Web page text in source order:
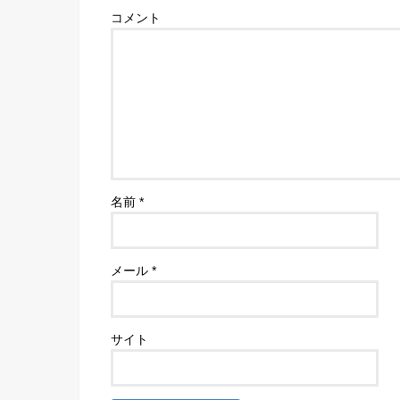
コメント
名前 *
メール *
サイト